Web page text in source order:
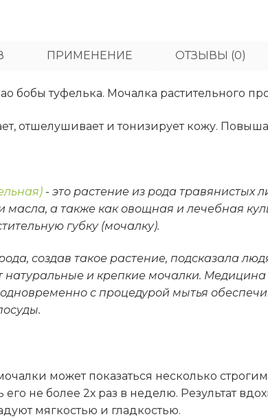
ПРИМЕНЕНИЕ ОТЗЫВЫ (0)
бобы туфелька. Мочалка растительного
отшелушивает и тонизирует кожу.
- это растение из рода травянистых
масла, а также как овощная и лечебная
губку (мочалку).
создав такое растение, подсказала
и крепкие мочалки. Медицина
одновременно с процедурой мытья
может показаться несколько
его не более 2х раз в неделю. Результат
мягкостью и гладкостью.